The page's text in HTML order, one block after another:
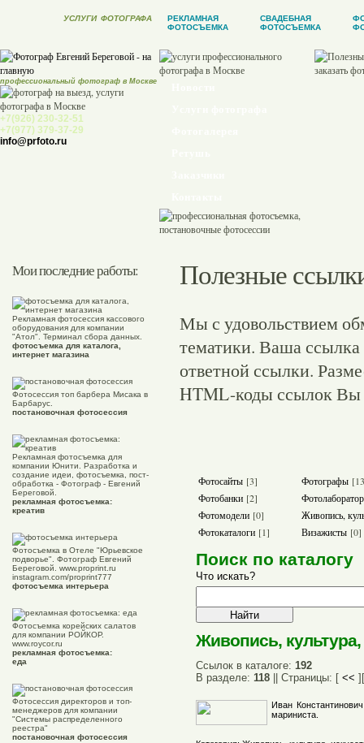
УСЛУГИ ФОТОГРАФА
РЕКЛАМНАЯ
ФОТОСЪЕМКА
СВАДЕБНАЯ
ФОТОСЪЕМКА
профессиональный фотограф в Москве
+7(926) 230-32-51
+7(977) 379-37-29
info@prfoto.ru
Мои последние работы:
Рекламная фотосессия кассового
оборудования для компании
"Атол". Терминал сбора данных.
фотосъемка для каталога,
интернет магазина
Фотосессия топ барбера Мисака в
Барбарус.
постановочная фотосессия
Рекламная фотосъемка для
компании Юнити. Разработка и
создание идеи, фотосъемка, пост-
обработка - Фотограф - Евгений
Береговой.
рекламная фотосъемка:
креатив
Фотосъемка в Отеле "Юрьевское
подворье". Фотограф Евгений
Береговой. www.proprint.ru
instagram.com/proprint777
фотосъемка интерьера
Фотосъемка корейских салатов
для компании РОЙКОР.
www.roycor.ru
рекламная фотосъемка:
еда
Фотосессия директоров и топ-
менеджеров для компании
"Системы распределенного
реестра"
постановочная фотосессия
Полезные
Мы с удовольствием
тематики. Ваша ссылка
ответной ссылки.
HTML-коды ссылок Вы
Фотосайты [3] Фотографы
Фотобанки [2]
Фотомодели [0]
Живопись,
Фотокаталоги [1] Визажисты [0]
Поиск по каталогу
Что искать?
Живопись, культура,
Ссылок в каталоге: 192
В разделе: 118 || Страницы: [ << ][
Иван
мариниста.